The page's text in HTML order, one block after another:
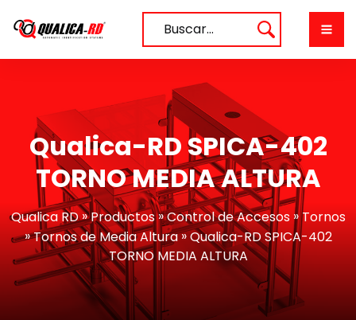
Buscar…
Qualica-RD SPICA-402
TORNO MEDIA ALTURA
Qualica RD»Productos»Control de Accesos»Tornos
»Tornos de Media Altura»Qualica-RD SPICA-402
TORNO MEDIA ALTURA